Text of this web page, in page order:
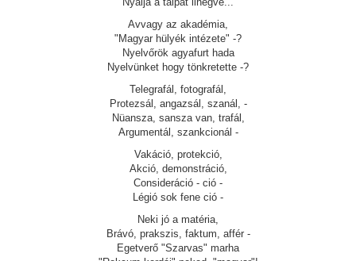
Avvagy az akadémia,
"Magyar hülyék intézete" -?
Nyelvőrök agyafurt hada
Nyelvünket hogy tönkretette -?
Telegrafál, fotografál,
Protezsál, angazsál, szanál, -
Nüansza, sansza van, trafál,
Argumentál, szankcionál -
Vakáció, protekció,
Akció, demonstráció,
Consideráció - ció -
Légió sok fene ció -
Neki jó a matéria,
Brávó, prakszis, faktum, affér -
Egetverő "Szarvas" marha